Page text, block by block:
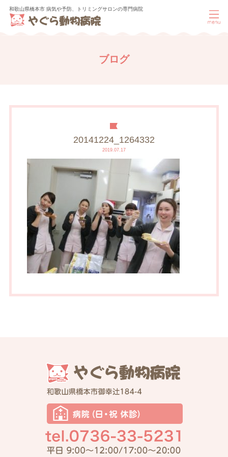
和歌山県橋本市 病気や予防、トリミングサロンの専門病院
ブログ
20141224_1264332
2019.07.17